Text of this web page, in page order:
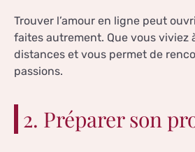
Trouver l’amour en ligne peut
faites autrement. Que vous viviez
distances et vous permet de
passions.
2. Préparer son